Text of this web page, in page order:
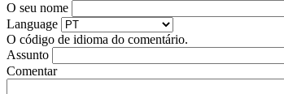
O seu nome
Language
O código de idioma do comentário.
Assunto
Comentar